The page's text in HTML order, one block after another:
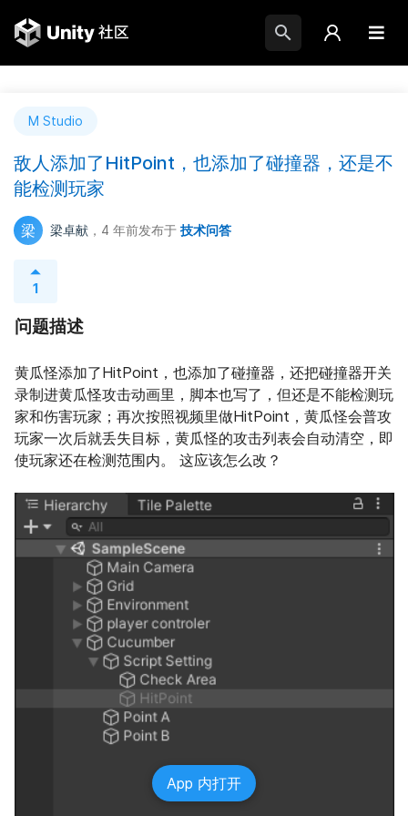
M Studio
敌人添加了HitPoint，也添加了碰撞器，还是不
能检测玩家
梁 梁卓献 ，4 年前发布于 技术问答
1
问题描述
黄瓜怪添加了HitPoint，也添加了碰撞器，还把碰撞器开关
录制进黄瓜怪攻击动画里，脚本也写了，但还是不能检测玩
家和伤害玩家；再次按照视频里做HitPoint，黄瓜怪会普攻
玩家一次后就丢失目标，黄瓜怪的攻击列表会自动清空，即
使玩家还在检测范围内。 这应该怎么改？
App 内打开